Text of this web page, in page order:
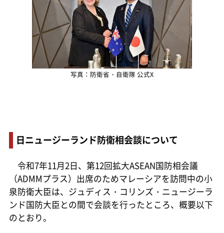
写真：防衛省・自衛隊 公式X
日ニュージーランド防衛相会談について
令和7年11月2日、第12回拡大ASEAN国防相会議
（ADMMプラス）出席のためマレーシアを訪問中の小
泉防衛大臣は、ジュディス・コリンズ・ニュージーラ
ンド国防大臣との間で会談を行ったところ、概要以下
のとおり。